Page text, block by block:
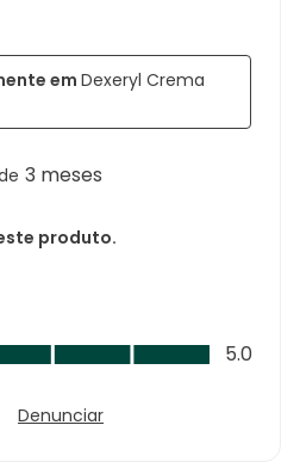
3 meses
produto.
em Dexeryl Crema
5.0
Denunciar